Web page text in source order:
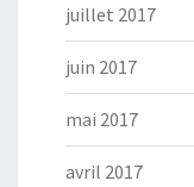
juillet 2017
juin 2017
mai 2017
avril 2017